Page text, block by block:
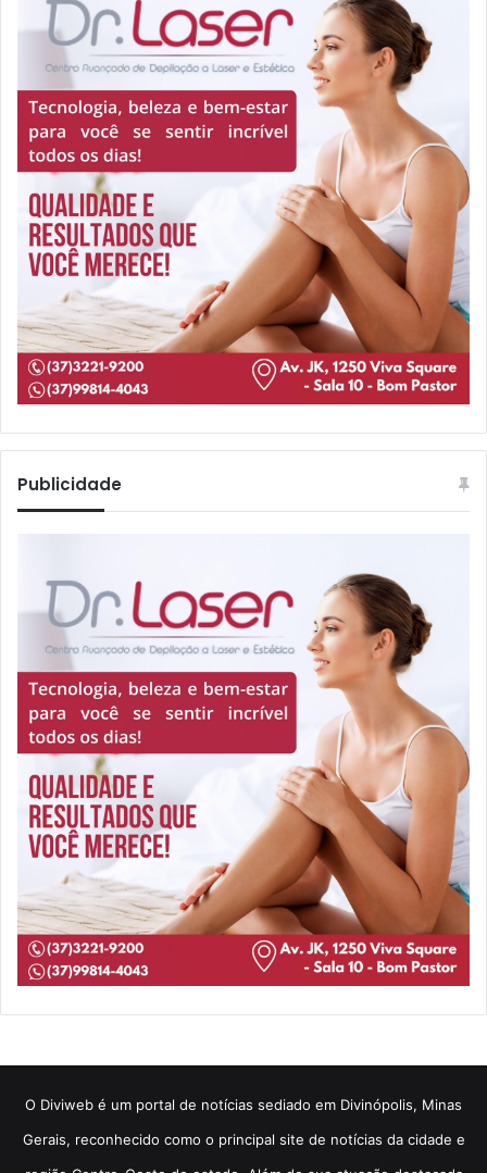
Publicidade
​O Diviweb é um portal de notícias sediado em Divinópolis, Minas
Gerais, reconhecido como o principal site de notícias da cidade e